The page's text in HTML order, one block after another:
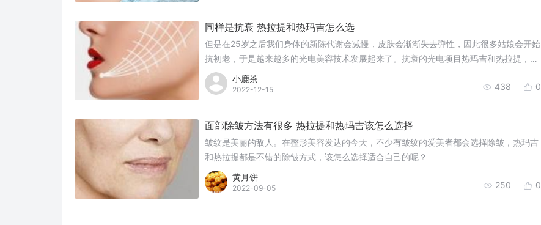
同样是抗衰 热拉提和热玛吉怎么选
但是在25岁之后我们身体的新陈代谢会减慢，皮肤会渐渐失去弹性，因此很多姑娘会开始
抗初老，于是越来越多的光电美容技术发展起来了。抗衰的光电项目热玛吉和热拉提，有
什么区别？这两种方法怎么选？
小鹿茶
2022-12-15 438 0
面部除皱方法有很多 热拉提和热玛吉该怎么选择
皱纹是美丽的敌人。在整形美容发达的今天，不少有皱纹的爱美者都会选择除皱，热玛吉
和热拉提都是不错的除皱方式，该怎么选择适合自己的呢？
黄月饼
2022-09-05 250 0